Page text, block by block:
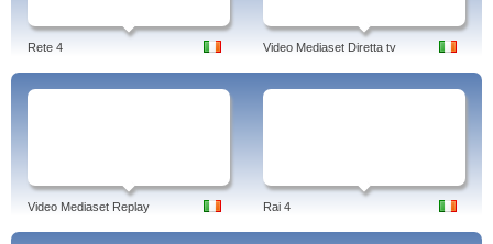
Rete 4 Video Mediaset Diretta tv
Video Mediaset Replay Rai 4